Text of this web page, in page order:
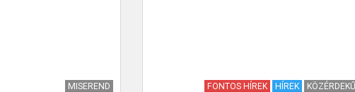
MISEREND FONTOS HÍREK HÍREK